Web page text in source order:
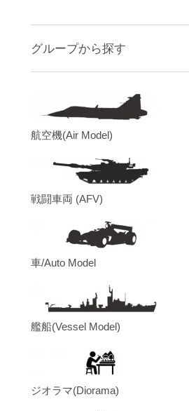
グループから探す
航空機(Air Model)
戦闘車両 (AFV)
車/Auto Model
艦船(Vessel Model)
ジオラマ(Diorama)